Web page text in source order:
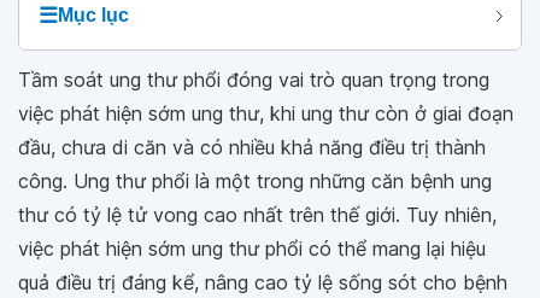
☰Mục lục
Tầm soát ung thư phổi đóng vai trò quan trọng trong
việc phát hiện sớm ung thư, khi ung thư còn ở giai đoạn
đầu, chưa di căn và có nhiều khả năng điều trị thành
công. Ung thư phổi là một trong những căn bệnh ung
thư có tỷ lệ tử vong cao nhất trên thế giới. Tuy nhiên,
việc phát hiện sớm ung thư phổi có thể mang lại hiệu
quả điều trị đáng kể, nâng cao tỷ lệ sống sót cho bệnh